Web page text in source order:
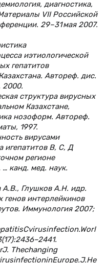
диагностика,
VII Российской
29–31 мая 2007.
иэтиологической
гепатитов
Автореф. дис.
2000.
структура вирусных
Казахстане,
нозоформ. Автореф.
1997.
вирусами
игепатитов В, С, Д
регионе
канд. мед. наук.
Глушков А.Н. идр.
интерлейкинов
Иммунология 2007;
Thechanging